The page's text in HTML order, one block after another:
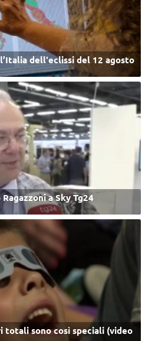
dell'eclissi del 12 agosto
a Sky Tg24
totali sono così speciali (video